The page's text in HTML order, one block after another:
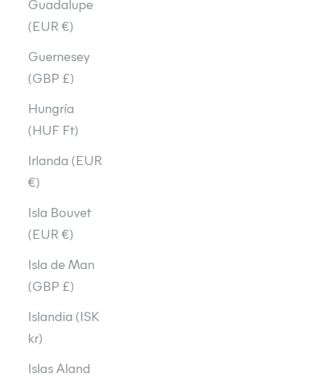
Guadalupe
(EUR €)
Guernesey
(GBP £)
Hungría
(HUF Ft)
Irlanda (EUR
€)
Isla Bouvet
(EUR €)
Isla de Man
(GBP £)
Islandia (ISK
kr)
Islas Aland